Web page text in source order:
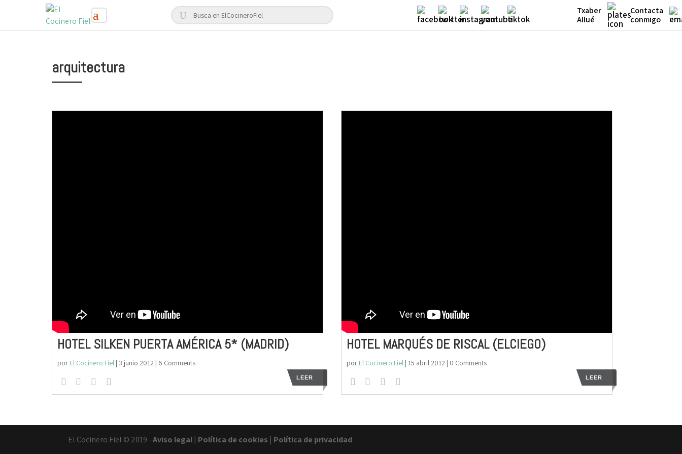
Txaber
Allué
Contacta
conmigo
arquitectura
HOTEL SILKEN PUERTA AMÉRICA 5* (MADRID)
por El Cocinero Fiel| 3 junio 2012| 6 Comments
LEER
HOTEL MARQUÉS DE RISCAL (ELCIEGO)
por El Cocinero Fiel| 15 abril 2012| 0 Comments
LEER
El Cocinero Fiel © 2019 -Aviso legal | Política de cookies | Política de privacidad